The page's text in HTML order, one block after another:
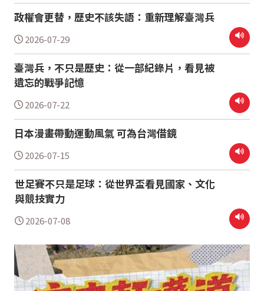
政權會更替，歷史不該失語：重新理解臺灣兵
2026-07-29
臺灣兵，不只是歷史：從一部紀錄片，看見被
遺忘的戰爭記憶
2026-07-22
日本漫畫帶動運動風氣 可為台灣借鏡
2026-07-15
世足賽不只是足球：從世界盃看見國家、文化
與競技實力
2026-07-08